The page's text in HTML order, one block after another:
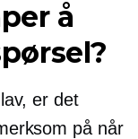
å
er det
på når